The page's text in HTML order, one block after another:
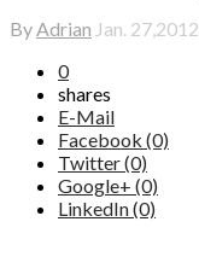
ByAdrian Jan. 27,2012
0
shares
E-Mail
Facebook (0)
Twitter (0)
Google+ (0)
LinkedIn (0)